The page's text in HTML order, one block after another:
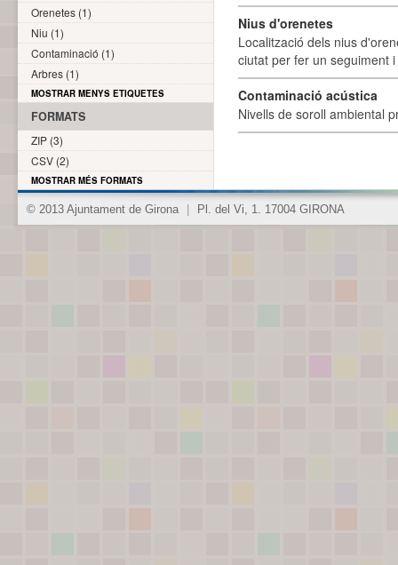
Nius d'orenetes
Localització dels nius
ciutat per fer un seguiment
Contaminació acústica
Nivells de soroll ambiental
Orenetes (1)
Niu (1)
Contaminació (1)
Arbres (1)
MOSTRAR MENYS ETIQUETES
FORMATS
ZIP (3)
CSV (2)
MOSTRAR MÉS FORMATS
© 2013 Ajuntament de Girona Pl. del Vi, 1. 17004 GIRONA